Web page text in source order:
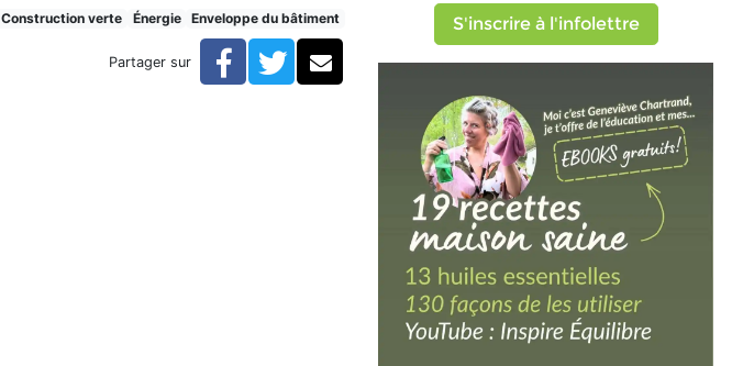
Construction verte Énergie Enveloppe du bâtiment
Partager sur Facebook
TwitterCourriel
S'inscrire à l'infolettre